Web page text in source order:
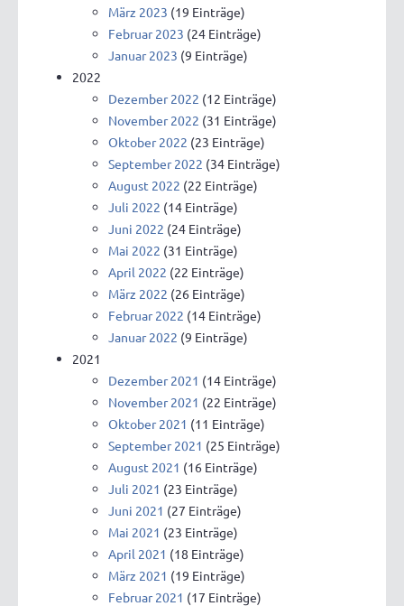
März 2023 (19 Einträge)
Februar 2023 (24 Einträge)
Januar 2023 (9 Einträge)
2022
Dezember 2022 (12 Einträge)
November 2022 (31 Einträge)
Oktober 2022 (23 Einträge)
September 2022 (34 Einträge)
August 2022 (22 Einträge)
Juli 2022 (14 Einträge)
Juni 2022 (24 Einträge)
Mai 2022 (31 Einträge)
April 2022 (22 Einträge)
März 2022 (26 Einträge)
Februar 2022 (14 Einträge)
Januar 2022 (9 Einträge)
2021
Dezember 2021 (14 Einträge)
November 2021 (22 Einträge)
Oktober 2021 (11 Einträge)
September 2021 (25 Einträge)
August 2021 (16 Einträge)
Juli 2021 (23 Einträge)
Juni 2021 (27 Einträge)
Mai 2021 (23 Einträge)
April 2021 (18 Einträge)
März 2021 (19 Einträge)
Februar 2021 (17 Einträge)